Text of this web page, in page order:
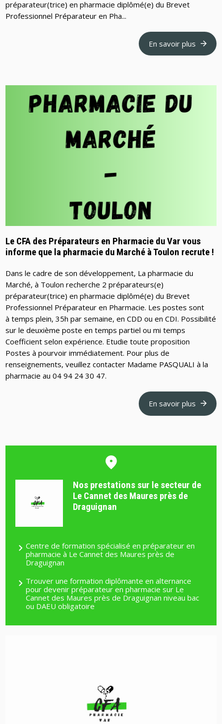
préparateur(trice) en pharmacie diplômé(e) du Brevet
Professionnel Préparateur en Pha...
En savoir plus
Le CFA des Préparateurs en Pharmacie du Var vous
informe que la pharmacie du Marché à Toulon recrute !
Dans le cadre de son développement, La pharmacie du
Marché, à Toulon recherche 2 préparateurs(e)
préparateur(trice) en pharmacie diplômé(e) du Brevet
Professionnel Préparateur en Pharmacie. Les postes sont
à temps plein, 35h par semaine, en CDD ou en CDI. Possibilité
sur le deuxième poste en temps partiel ou mi temps
Coefficient selon expérience. Etudie toute proposition
Postes à pourvoir immédiatement. Pour plus de
renseignements, veuillez contacter Madame PASQUALI à la
pharmacie au 04 94 24 30 47.
En savoir plus
Nos prestations sur le secteur de
Le Cannet des Maures près de
Draguignan
Centre de formation spécialisé en préparateur en
pharmacie à Le Cannet des Maures près de
Draguignan
Trouver une formation diplômante en alternance
pour devenir préparateur en pharmacie sur Le
Cannet des Maures près de Draguignan niveau bac
ou DAEU obligatoire